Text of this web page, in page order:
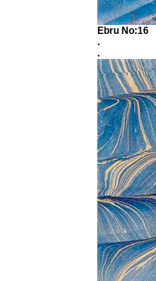
Ebru No:16
.
.